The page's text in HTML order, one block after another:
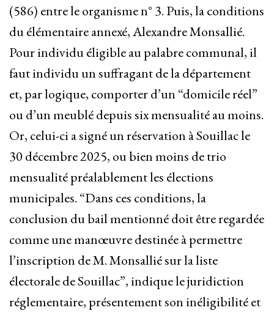
(586) entre le organisme n° 3. Puis, la conditions
du élémentaire annexé, Alexandre Monsallié.
Pour individu éligible au palabre communal, il
faut individu un suffragant de la département
et, par logique, comporter d’un “domicile réel”
ou d’un meublé depuis six mensualité au moins.
Or, celui-ci a signé un réservation à Souillac le
30 décembre 2025, ou bien moins de trio
mensualité préalablement les élections
municipales. “Dans ces conditions, la
conclusion du bail mentionné doit être regardée
comme une manœuvre destinée à permettre
l’inscription de M. Monsallié sur la liste
électorale de Souillac”, indique le juridiction
réglementaire, présentement son inéligibilité et